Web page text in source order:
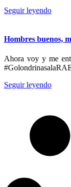
Seguir leyendo
Hombres buenos,
Ahora voy y me
Seguir leyendo